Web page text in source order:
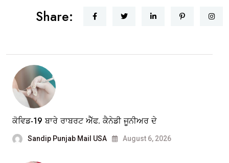
Share:
ਕੋਵਿਡ-19 ਬਾਰੇ ਰਾਬਰਟ ਐੱਫ. ਕੈਨੇਡੀ ਜੂਨੀਅਰ ਦੇ
Sandip Punjab Mail USA August 6, 2026